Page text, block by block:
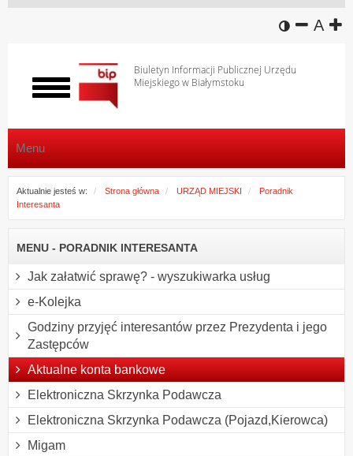
wersja
A
Biuletyn Informacji Publicznej Urzędu
Miejskiego w Białymstoku
Włącz
menu
Menu
Aktualnie jesteś w: Strona główna URZĄD MIEJSKI
Poradnik
Interesanta
MENU - PORADNIK INTERESANTA
Jak załatwić sprawę? - wyszukiwarka usług
e-Kolejka
Godziny przyjęć interesantów przez Prezydenta i jego
Zastępców
Aktualne konta bankowe
Elektroniczna Skrzynka Podawcza
Elektroniczna Skrzynka Podawcza (Pojazd,Kierowca)
Migam